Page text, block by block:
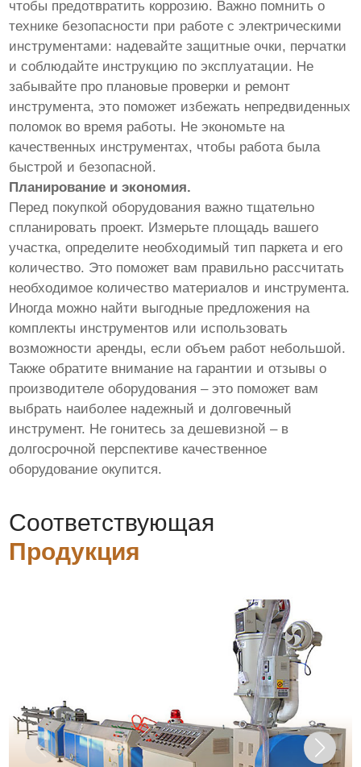
чтобы предотвратить коррозию. Важно помнить о
технике безопасности при работе с электрическими
инструментами: надевайте защитные очки, перчатки
и соблюдайте инструкцию по эксплуатации. Не
забывайте про плановые проверки и ремонт
инструмента, это поможет избежать непредвиденных
поломок во время работы. Не экономьте на
качественных инструментах, чтобы работа была
быстрой и безопасной.
Планирование и экономия.
Перед покупкой оборудования важно тщательно
спланировать проект. Измерьте площадь вашего
участка, определите необходимый тип паркета и его
количество. Это поможет вам правильно рассчитать
необходимое количество материалов и инструмента.
Иногда можно найти выгодные предложения на
комплекты инструментов или использовать
возможности аренды, если объем работ небольшой.
Также обратите внимание на гарантии и отзывы о
производителе оборудования – это поможет вам
выбрать наиболее надежный и долговечный
инструмент. Не гонитесь за дешевизной – в
долгосрочной перспективе качественное
оборудование окупится.
Соответствующая
Продукция